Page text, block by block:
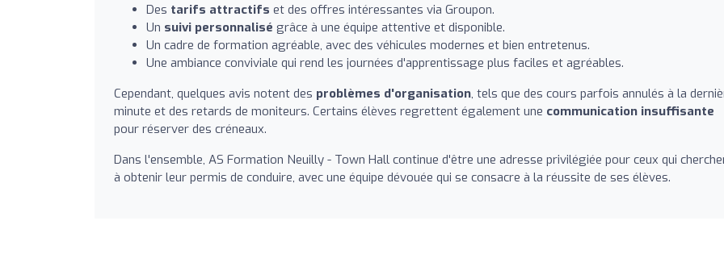
Des tarifs attractifs et des offres intéressantes via Groupon.
Un suivi personnalisé grâce à une équipe attentive et disponible.
Un cadre de formation agréable, avec des véhicules modernes et bien entretenus.
Une ambiance conviviale qui rend les journées d'apprentissage plus faciles et agréables.
Cependant, quelques avis notent des problèmes d'organisation, tels que des cours parfois annulés à la
minute et des retards de moniteurs. Certains élèves regrettent également une communication insuffisante
pour réserver des créneaux.
Dans l'ensemble, AS Formation Neuilly - Town Hall continue d'être une adresse privilégiée pour ceux qui
à obtenir leur permis de conduire, avec une équipe dévouée qui se consacre à la réussite de ses élèves.